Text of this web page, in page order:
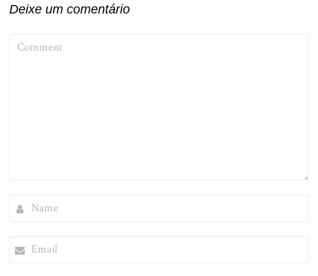
Deixe um comentário